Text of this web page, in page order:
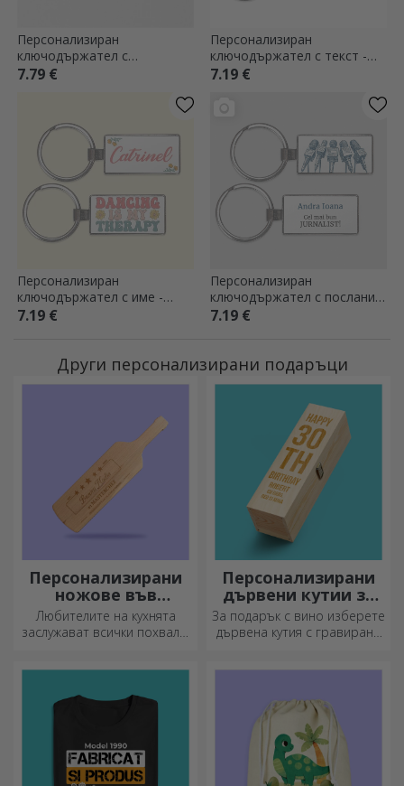
Персонализиран
ключодържател с
фотография и текст -
7.79 €
Персонализиран
ключодържател с текст -
Оттеглила се легенда
7.19 €
Персонализиран
ключодържател с име -
Танцьор
7.19 €
Персонализиран
ключодържател с послание
- Журналист
7.19 €
Други персонализирани подаръци
Персонализирани
ножове във
формата на
бутилка
Любителите на кухнята
заслужават всички похвали.
деликатеси.
Персонализирани
дървени кутии за
вино
За подарък с вино изберете
дървена кутия с гравирани